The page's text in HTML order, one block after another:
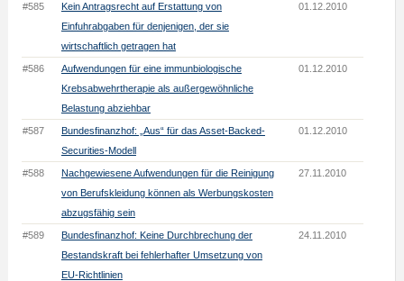
#585
Kein Antragsrecht auf Erstattung von
Einfuhrabgaben für denjenigen, der sie
wirtschaftlich getragen hat
01.12.2010
#586
Aufwendungen für eine immunbiologische
Krebsabwehrtherapie als außergewöhnliche
Belastung abziehbar
01.12.2010
#587
Bundesfinanzhof: „Aus“ für das Asset-Backed-
Securities-Modell
01.12.2010
#588
Nachgewiesene Aufwendungen für die Reinigung
von Berufskleidung können als Werbungskosten
abzugsfähig sein
27.11.2010
#589
Bundesfinanzhof: Keine Durchbrechung der
Bestandskraft bei fehlerhafter Umsetzung von
EU-Richtlinien
24.11.2010